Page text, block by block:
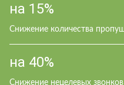
на 15%
Cнижение количества
на 40%
Cнижение нецелевых